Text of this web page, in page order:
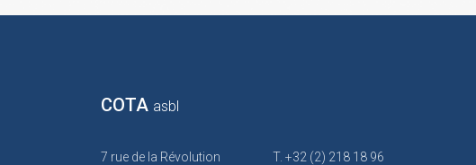
COTA asbl
7 rue de la Révolution
T. +32 (2) 218 18 96